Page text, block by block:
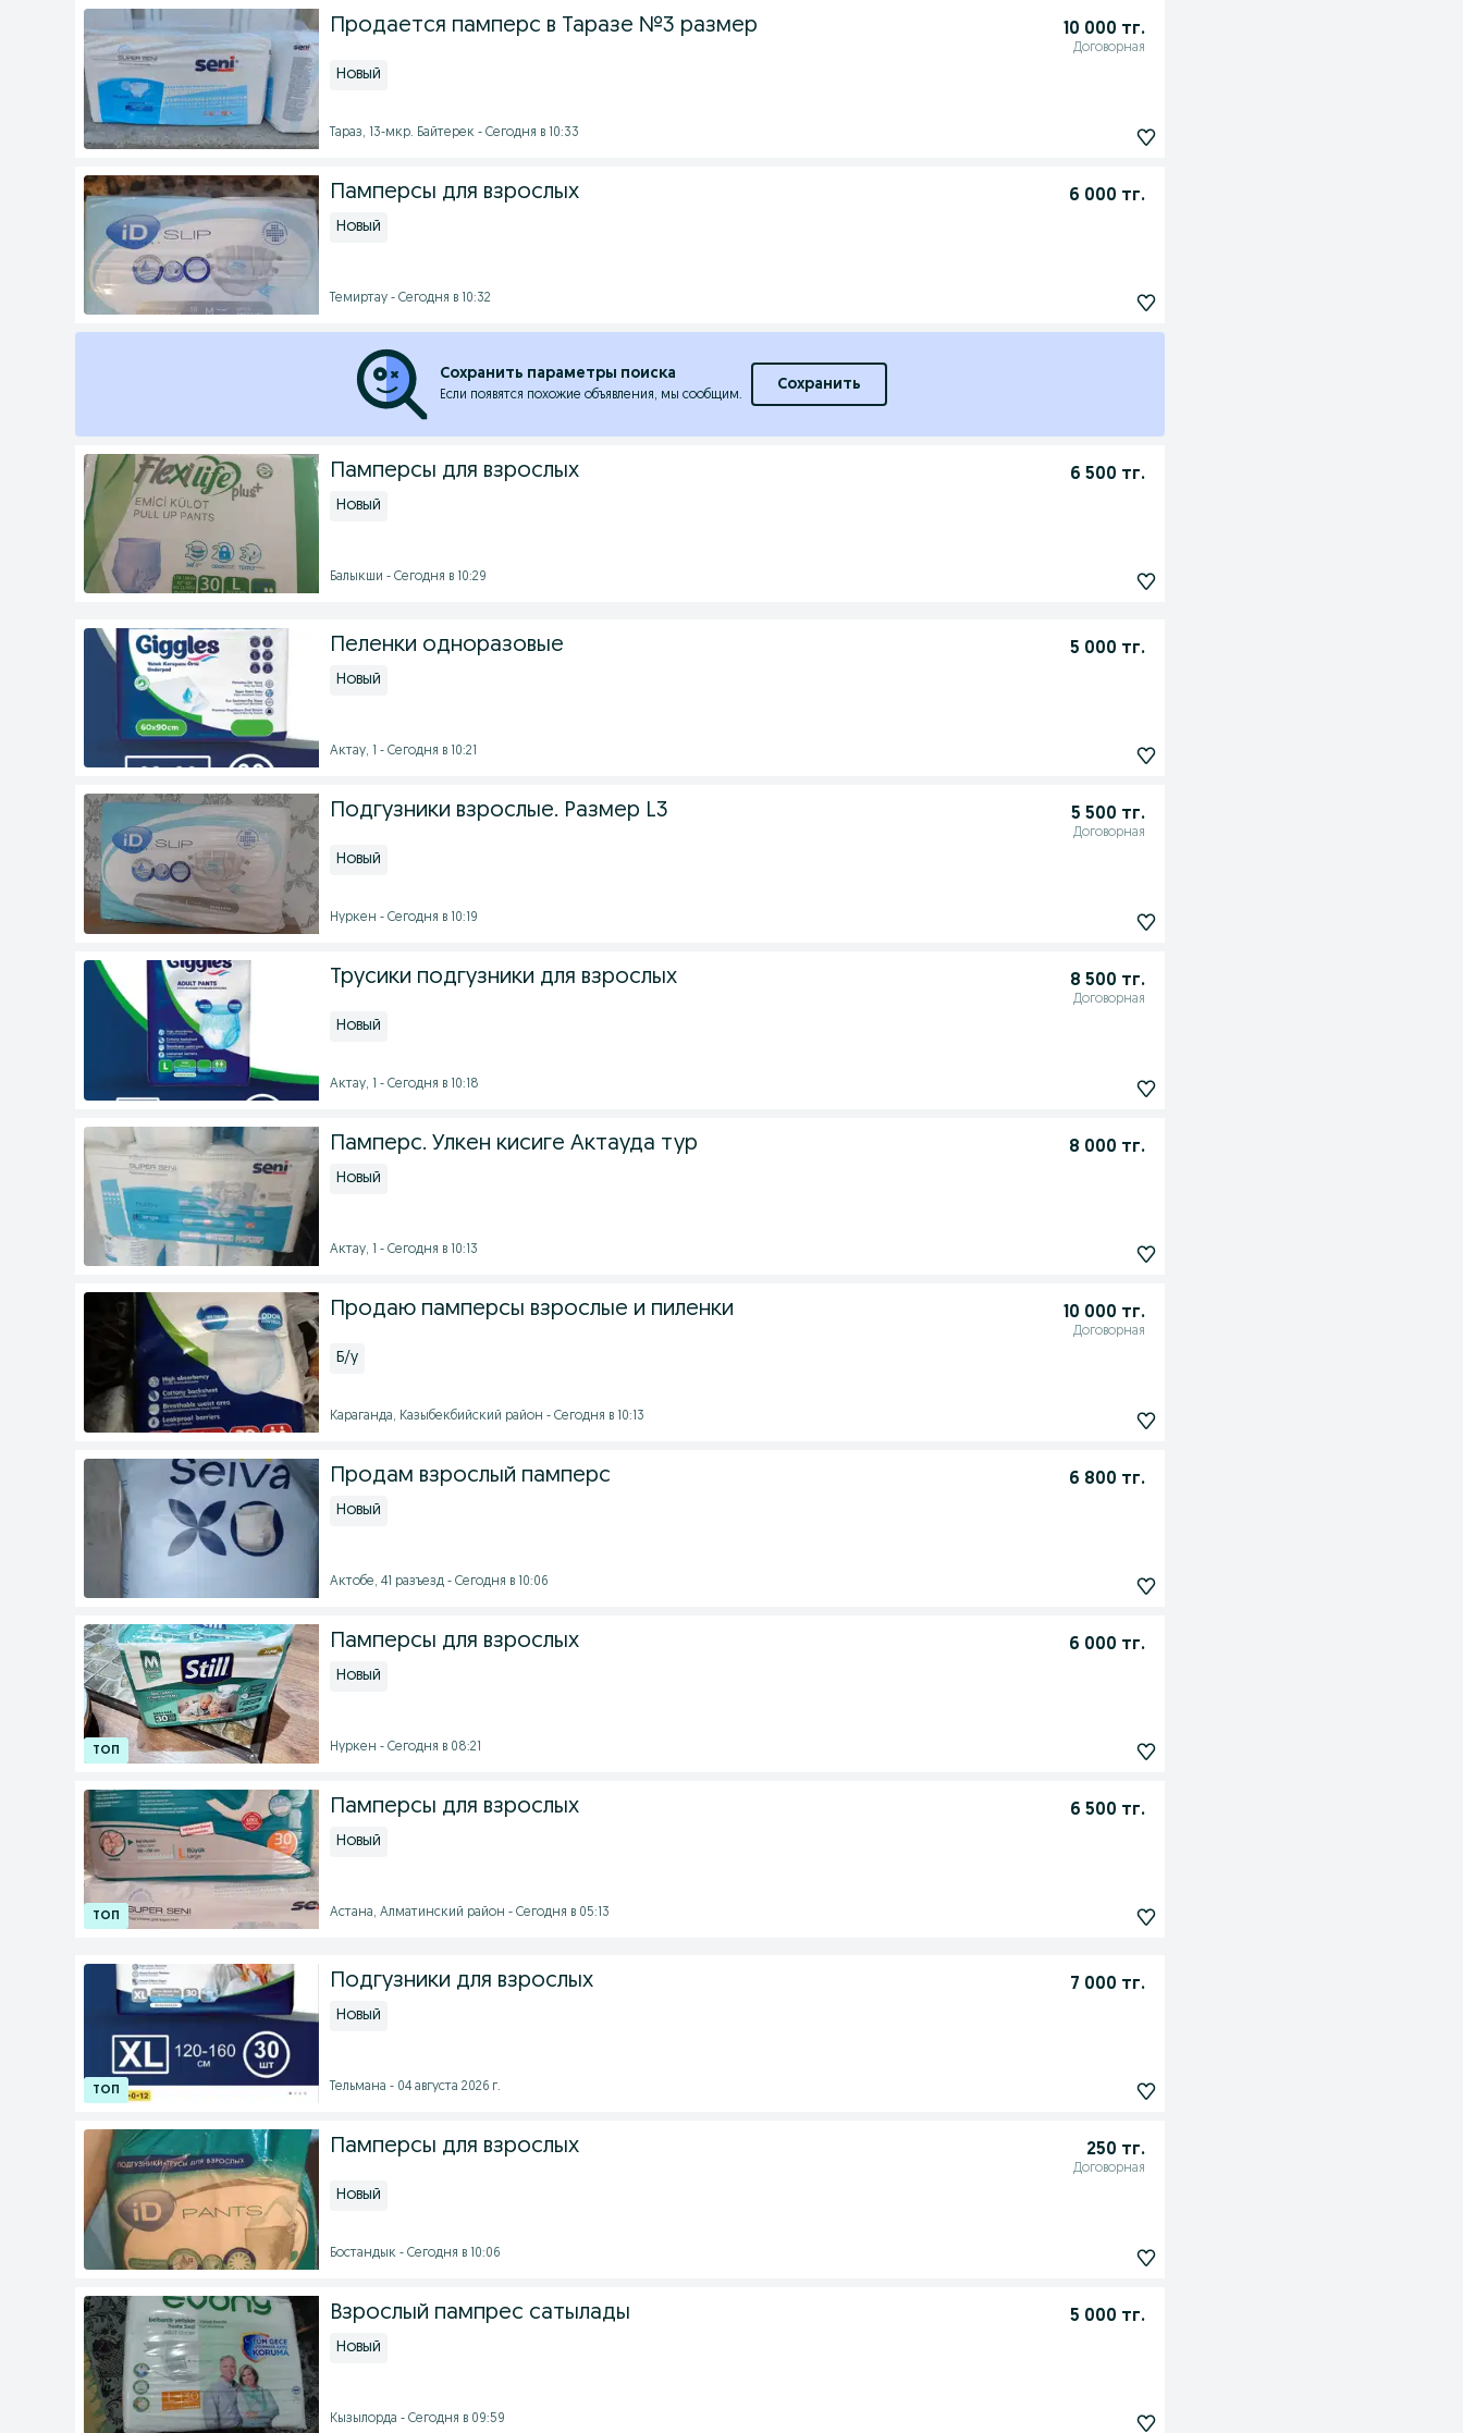
Продается памперс в Таразе №3 размер 10 000 тг.
Договорная
Новый
Тараз, 13-мкр. Байтерек - Сегодня в 10:33
Памперсы для взрослых 6 000 тг.
Новый
Темиртау - Сегодня в 10:32
Сохранить параметры поиска
Если появятся похожие объявления, мы сообщим.
Сохранить
Памперсы для взрослых 6 500 тг.
Новый
Балыкши - Сегодня в 10:29
Пеленки одноразовые 5 000 тг.
Новый
Актау, 1 - Сегодня в 10:21
Подгузники взрослые. Размер L3 5 500 тг.
Договорная
Новый
Нуркен - Сегодня в 10:19
Трусики подгузники для взрослых 8 500 тг.
Договорная
Новый
Актау, 1 - Сегодня в 10:18
Памперс. Улкен кисиге Актауда тур 8 000 тг.
Новый
Актау, 1 - Сегодня в 10:13
Продаю памперсы взрослые и пиленки 10 000 тг.
Договорная
Б/у
Караганда, Казыбекбийский район - Сегодня в 10:13
Продам взрослый памперс 6 800 тг.
Новый
Актобе, 41 разъезд - Сегодня в 10:06
Памперсы для взрослых 6 000 тг.
Новый
Нуркен - Сегодня в 08:21
Памперсы для взрослых 6 500 тг.
Новый
Астана, Алматинский район - Сегодня в 05:13
Подгузники для взрослых 7 000 тг.
Новый
Тельмана - 04 августа 2026 г.
Памперсы для взрослых 250 тг.
Договорная
Новый
Бостандык - Сегодня в 10:06
Взрослый пампрес сатылады 5 000 тг.
Новый
Кызылорда - Сегодня в 09:59